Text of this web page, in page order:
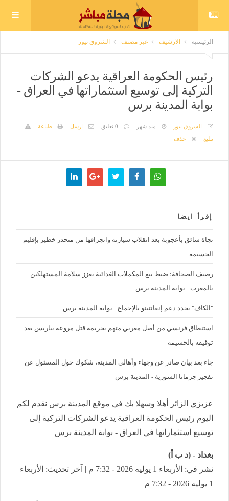
الرئيسية الارشيف غير مصنف الشروق نيوز
رئيس الحكومة العراقية يدعو الشركات
التركية إلى توسيع استثماراتها في العراق -
بوابة المدينة برس
الشروق نيوز منذ شهر 0 تعليق ارسل
طباعة
تبليغ
حذف
إقرأ ايضا
نجاة سائق بأعجوبة بعد انقلاب سيارته وانجرافها من منحدر خطير بإقليم
الحسيمة
رصيف الصحافة: ضبط بيع المكملات الغذائية يعزز سلامة المستهلكين
بالمغرب - بوابة المدينة برس
"الكاف" يجدد دعم إنفانتينو بالإجماع - بوابة المدينة برس
استنطاق فرنسي من أصل مغربي متهم بجريمة قتل مروعة بباريس بعد
توقيفه بالحسيمة
جاء بعد بيان صادر عن وجهاء وأهالي المدينة، شكوك حول المسئول عن
تفجير جرمانا السورية - المدينة برس
عزيزي الزائر أهلا وسهلا بك في موقع المدينة برس نقدم لكم
اليوم رئيس الحكومة العراقية يدعو الشركات التركية إلى
توسيع استثماراتها في العراق - بوابة المدينة برس
بغداد - (د ب أ)
نشر في: الأربعاء 1 يوليه 2026 - 7:32 م | آخر تحديث: الأربعاء
1 يوليه 2026 - 7:32 م